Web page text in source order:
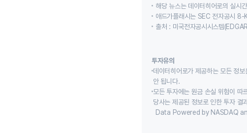
해당 뉴스는 데이터히어로의 실시
애드가플래시는 SEC 전자공시 8-
출처 : 미국전자공시시스템
투자유의
데이터히어로가 제공하는 모든 정
안 됩니다.
모든 투자에는 원금 손실 위험이 따
당사는 제공된 정보로 인한 투자 결
Data Powered by NASDAQ